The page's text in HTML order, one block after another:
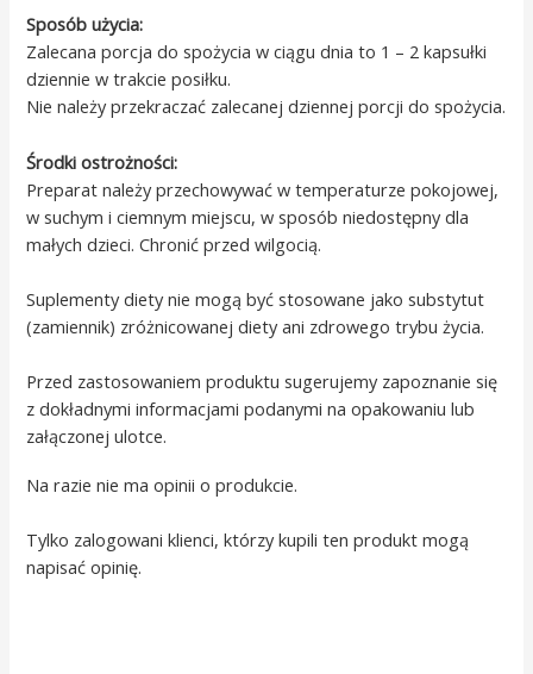
Sposób użycia:
Zalecana porcja do spożycia w ciągu dnia to 1 – 2 kapsułki
dziennie w trakcie posiłku.
Nie należy przekraczać zalecanej dziennej porcji do spożycia.
Środki ostrożności:
Preparat należy przechowywać w temperaturze pokojowej,
w suchym i ciemnym miejscu, w sposób niedostępny dla
małych dzieci. Chronić przed wilgocią.
Suplementy diety nie mogą być stosowane jako substytut
(zamiennik) zróżnicowanej diety ani zdrowego trybu życia.
Przed zastosowaniem produktu sugerujemy zapoznanie się
z dokładnymi informacjami podanymi na opakowaniu lub
załączonej ulotce.
Na razie nie ma opinii o produkcie.
Tylko zalogowani klienci, którzy kupili ten produkt mogą
napisać opinię.